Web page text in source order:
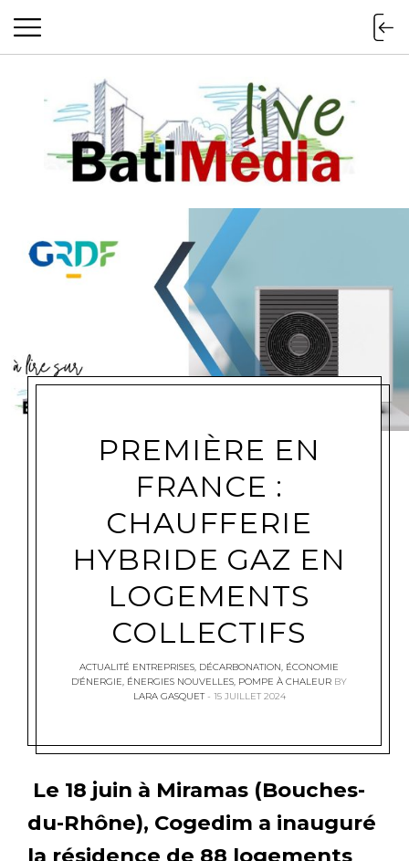
Batimedialive
PREMIÈRE EN
FRANCE :
CHAUFFERIE
HYBRIDE GAZ EN
LOGEMENTS
COLLECTIFS
ACTUALITÉ ENTREPRISES, DÉCARBONATION, ÉCONOMIE
D'ÉNERGIE, ÉNERGIES NOUVELLES, POMPE À CHALEUR BY
LARA GASQUET
15 JUILLET 2024
Le 18 juin à Miramas (Bouches-
du-Rhône), Cogedim a inauguré
la résidence de 88 logements